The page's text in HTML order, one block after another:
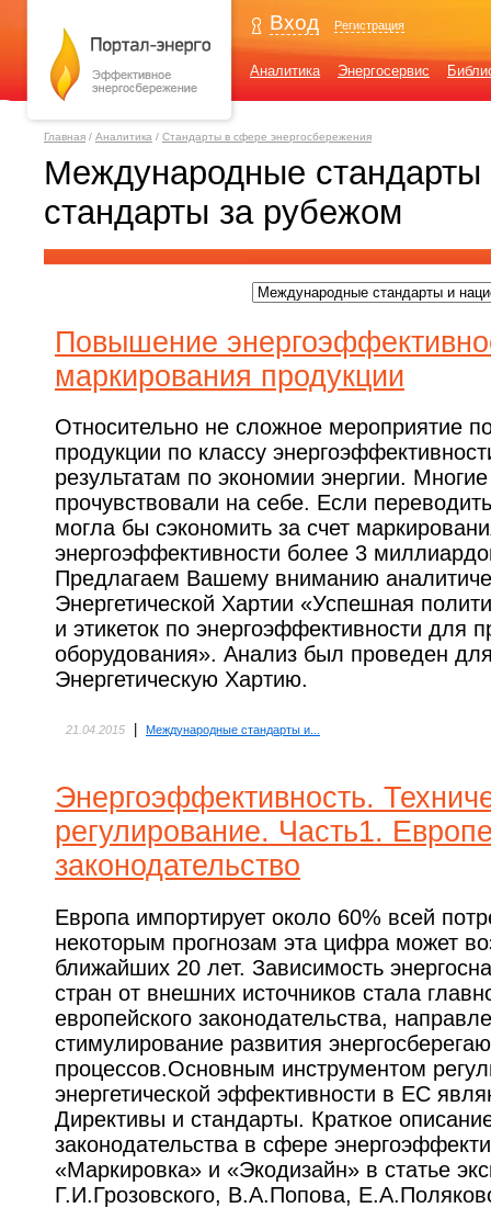
Вход Регистрация
Аналитика Энергосервис
Главная / Аналитика / Стандарты в сфере энергосбережения
Международные
стандарты за рубежом
Повышение
маркирования продукции
Относительно не сложное мероприятие
продукции по классу
результатам по экономии энергии.
прочувствовали на себе. Если
могла бы сэкономить за счет
энергоэффективности более 3
Предлагаем Вашему вниманию
Энергетической Хартии «Успешная
и этикеток по энергоэффективности для
оборудования». Анализ был проведен
Энергетическую Хартию.
21.04.2015 Международные стандарты и...
Энергоэффективность.
регулирование. Часть1.
законодательство
Европа импортирует около 60% всей
некоторым прогнозам эта цифра может
ближайших 20 лет. Зависимость
стран от внешних источников стала
европейского законодательства,
стимулирование развития
процессов.Основным инструментом
энергетической эффективности в ЕС
Директивы и стандарты. Краткое
законодательства в сфере
«Маркировка» и «Экодизайн» в статье
Г.И.Грозовского, В.А.Попова,